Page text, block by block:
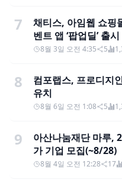
7
채티스, 아임웹 쇼핑
벤트 앱 ‘팝업딜’ 출시
8월 3일 오전 4:35 5
8
컴포랩스, 프로디지
유치
8월 6일 오전 1:08 5
9
아산나눔재단 마루,
가 기업 모집(~8/28)
8월 4일 오전 12:28 17